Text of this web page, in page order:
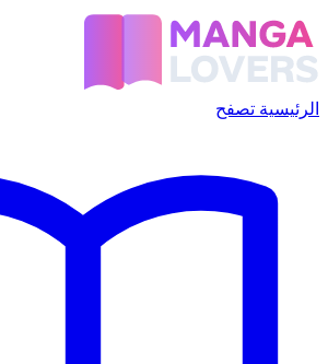
الرئيسية تصفح